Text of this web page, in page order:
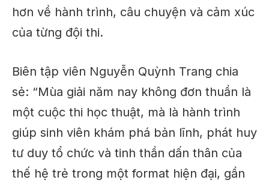
hơn về hành trình, câu chuyện và cảm xúc
của từng đội thi.
Biên tập viên Nguyễn Quỳnh Trang chia
sẻ: “Mùa giải năm nay không đơn thuần là
một cuộc thi học thuật, mà là hành trình
giúp sinh viên khám phá bản lĩnh, phát huy
tư duy tổ chức và tinh thần dấn thân của
thế hệ trẻ trong một format hiện đại, gần